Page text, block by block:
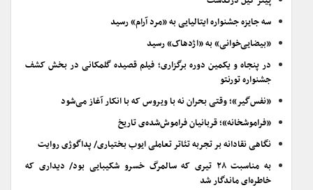
سه جایزه جشنواره ایتالیایی به «مرد آرام» رسید
«بیضایی‌خوانی» به «اژدهاک» رسید
در پنجاه و یکمین دوره برگزاری؛ فیلم قصیده گلمکانی در بخش کشف
جشنواره تورنتو
«نفس‌گیر»؛ وقتی بحران نه با ویروس که با انکار آغاز می‌شود
«فراموشخانه»؛ قربانیان فراموش‌شده‌ی تاریخ
نگاهی نقادانه بر تجربه تئاتر تعاملی ایوب بختیاری/ پداگوژی روایت
به مناسبت ۲۸ تیری که سالمرگ خسرو شکیبایی بود/ دیداری که
خاطره‌ای ماندگار شد